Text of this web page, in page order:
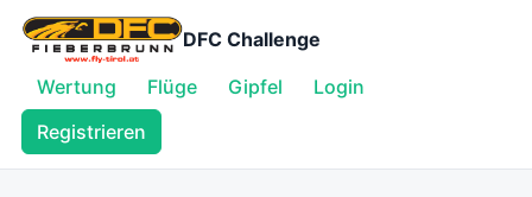
DFC Challenge
Wertung
Flüge Gipfel
Login
Registrieren